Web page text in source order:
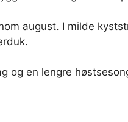
august. I milde
og en lengre